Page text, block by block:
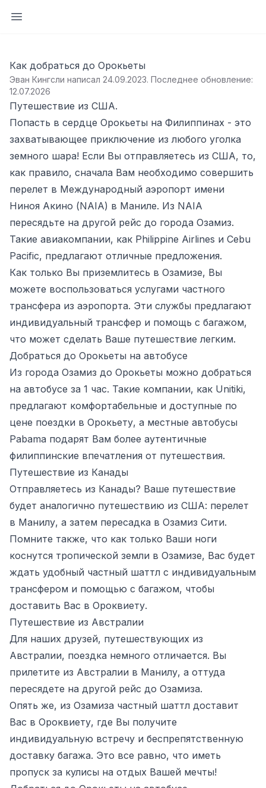
Открыть боковую панель
Как добраться до Орокьеты
Эван Кингсли написал 24.09.2023. Последнее обновление:
12.07.2026
Путешествие из США.
Попасть в сердце Орокьеты на Филиппинах - это
захватывающее приключение из любого уголка
земного шара! Если Вы отправляетесь из США, то,
как правило, сначала Вам необходимо совершить
перелет в Международный аэропорт имени
Ниноя Акино (NAIA) в Маниле. Из NAIA
пересядьте на другой рейс до города Озамиз.
Такие авиакомпании, как Philippine Airlines и Cebu
Pacific, предлагают отличные предложения.
Как только Вы приземлитесь в Озамизе, Вы
можете воспользоваться услугами частного
трансфера из аэропорта. Эти службы предлагают
индивидуальный трансфер и помощь с багажом,
что может сделать Ваше путешествие легким.
Добраться до Орокьеты на автобусе
Из города Озамиз до Орокьеты можно добраться
на автобусе за 1 час. Такие компании, как Unitiki,
предлагают комфортабельные и доступные по
цене поездки в Орокьету, а местные автобусы
Pabama подарят Вам более аутентичные
филиппинские впечатления от путешествия.
Путешествие из Канады
Отправляетесь из Канады? Ваше путешествие
будет аналогично путешествию из США: перелет
в Манилу, а затем пересадка в Озамиз Сити.
Помните также, что как только Ваши ноги
коснутся тропической земли в Озамизе, Вас будет
ждать удобный частный шаттл с индивидуальным
трансфером и помощью с багажом, чтобы
доставить Вас в Ороквиету.
Путешествие из Австралии
Для наших друзей, путешествующих из
Австралии, поездка немного отличается. Вы
прилетите из Австралии в Манилу, а оттуда
пересядете на другой рейс до Озамиза.
Опять же, из Озамиза частный шаттл доставит
Вас в Ороквиету, где Вы получите
индивидуальную встречу и беспрепятственную
доставку багажа. Это все равно, что иметь
пропуск за кулисы на отдых Вашей мечты!